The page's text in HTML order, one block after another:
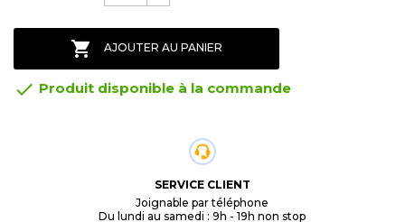
 AJOUTER AU PANIER
 Produit disponible à la commande
SERVICE CLIENT
Joignable par téléphone
Du lundi au samedi : 9h - 19h non stop